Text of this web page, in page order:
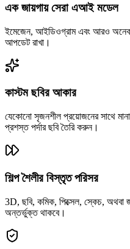
এক জায়গায় সেরা এআই মডেল
ইমেজেন, আইডিওগ্রাম এবং আরও অনেক
আপডেট রাখা।
কাস্টম ছবির আকার
যেকোনো সৃজনশীল প্রয়োজনের সাথে
প্রশস্ত পর্দার ছবি তৈরি করুন।
শিল্প শৈলীর বিস্তৃত পরিসর
3D, ছবি, কমিক, পিক্সেল, স্কেচ, অথবা
অন্তর্ভুক্ত থাকবে।